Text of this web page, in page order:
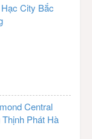
City Bắc
Central
Phát Hà